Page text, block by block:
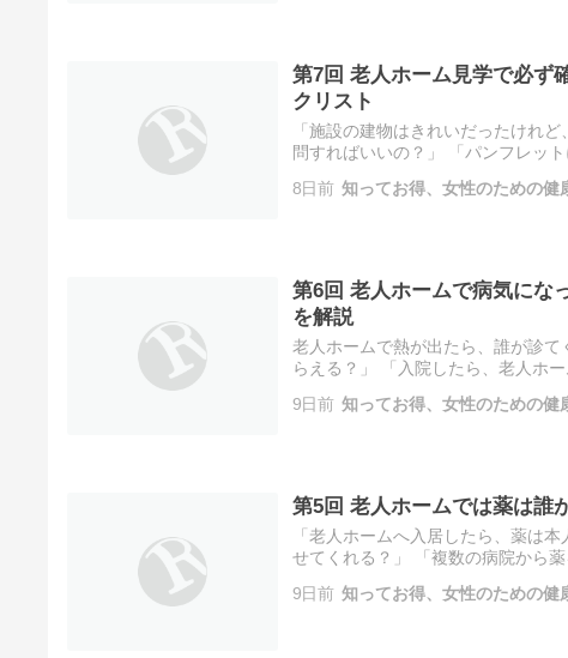
第7回 老人ホーム見学で必ず
クリスト
「施設の建物はきれいだったけれ
問すればいいの？」 「パンフレッ
8日前 知ってお得、女性のための健
第6回 老人ホームで病気にな
を解説
老人ホームで熱が出たら、誰が診
らえる？」 「入院したら、老人ホ
9日前 知ってお得、女性のための健
第5回 老人ホームでは薬は誰
「老人ホームへ入居したら、薬は
せてくれる？」 「複数の病院から
9日前 知ってお得、女性のための健